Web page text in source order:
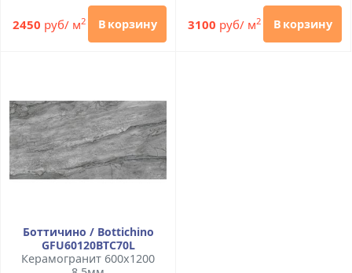
2450 руб/ м2 В корзину 3100 руб/ м2 В корзину
Боттичино / Bottichino
GFU60120BTC70L
Керамогранит 600x1200